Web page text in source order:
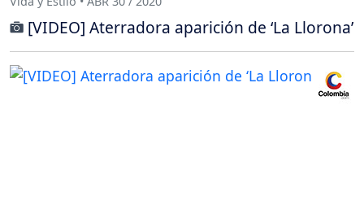
[VIDEO] Aterradora aparición de ‘La Llorona’